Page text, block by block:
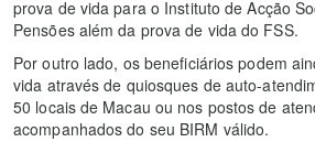
prova de vida para o Instituto de Acção
Pensões além da prova de vida do FSS.
Por outro lado, os beneficiários podem
vida através de quiosques de auto-
50 locais de Macau ou nos postos de
acompanhados do seu BIRM válido.